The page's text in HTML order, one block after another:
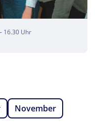
16.30 Uhr
November